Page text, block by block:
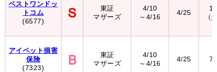
ベストワンドッ
トコム
(6577)
アイペット損害
保険
(7323)
東証
マザーズ
4/10
～4/16
4/25
（
東証
マザーズ
4/10
～4/16
4/25